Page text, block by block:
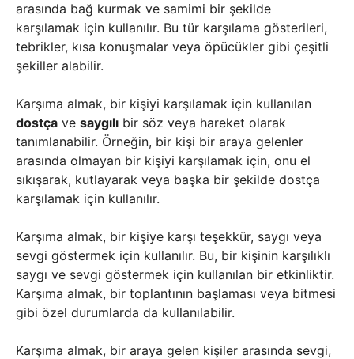
arasında bağ kurmak ve samimi bir şekilde
karşılamak için kullanılır. Bu tür karşılama gösterileri,
tebrikler, kısa konuşmalar veya öpücükler gibi çeşitli
şekiller alabilir.
Karşıma almak, bir kişiyi karşılamak için kullanılan
dostça ve saygılı bir söz veya hareket olarak
tanımlanabilir. Örneğin, bir kişi bir araya gelenler
arasında olmayan bir kişiyi karşılamak için, onu el
sıkışarak, kutlayarak veya başka bir şekilde dostça
karşılamak için kullanılır.
Karşıma almak, bir kişiye karşı teşekkür, saygı veya
sevgi göstermek için kullanılır. Bu, bir kişinin karşılıklı
saygı ve sevgi göstermek için kullanılan bir etkinliktir.
Karşıma almak, bir toplantının başlaması veya bitmesi
gibi özel durumlarda da kullanılabilir.
Karşıma almak, bir araya gelen kişiler arasında sevgi,